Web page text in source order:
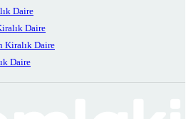
Daire
Daire
Kiralık Daire
Daire